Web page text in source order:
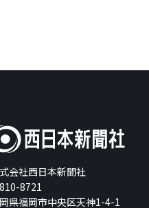
会社西日本新聞社
8721
県福岡市中央区天神1-4-1